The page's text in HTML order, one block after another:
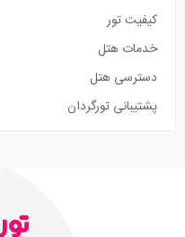
کیفیت تور
خدمات هتل
دسترسی هتل
پشتیبانی تورگردان